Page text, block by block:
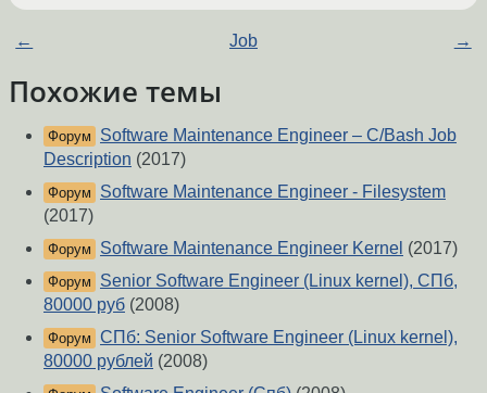
← Job →
Похожие темы
Форум
Software Maintenance Engineer – C/Bash Job
Description (2017)
Форум
Software Maintenance Engineer - Filesystem
(2017)
Форум Software Maintenance Engineer Kernel (2017)
Форум
Senior Software Engineer (Linux kernel), СПб,
80000 руб (2008)
Форум СПб: Senior Software Engineer (Linux kernel),
80000 рублей (2008)